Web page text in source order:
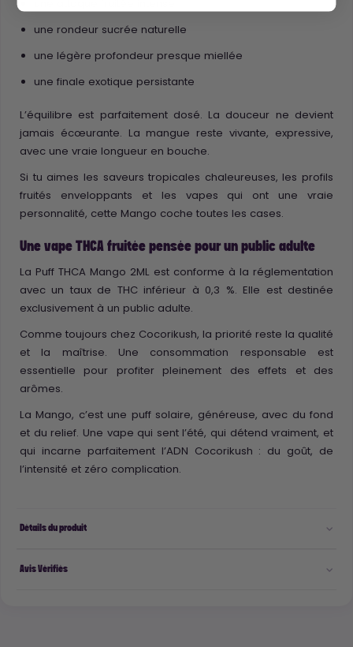
une rondeur sucrée naturelle
une légère profondeur presque miellée
une finale exotique persistante
L’équilibre est parfaitement dosé. La douceur ne devient
jamais écœurante. La mangue reste vivante, expressive,
avec une vraie longueur en bouche.
Si tu aimes les saveurs tropicales chaleureuses, les profils
fruités enveloppants et les vapes qui ont une vraie
personnalité, cette Mango coche toutes les cases.
Une vape THCA fruitée pensée pour un public adulte
La Puff THCA Mango 2ML est conforme à la réglementation
avec un taux de THC inférieur à 0,3 %. Elle est destinée
exclusivement à un public adulte.
Comme toujours chez Cocorikush, la priorité reste la qualité
et la maîtrise. Une consommation responsable est
essentielle pour profiter pleinement des effets et des
arômes.
La Mango, c’est une puff solaire, généreuse, avec du fond
et du relief. Une vape qui sent l’été, qui détend vraiment, et
qui incarne parfaitement l’ADN Cocorikush : du goût, de
l’intensité et zéro complication.
Détails du produit
Avis Vérifiés